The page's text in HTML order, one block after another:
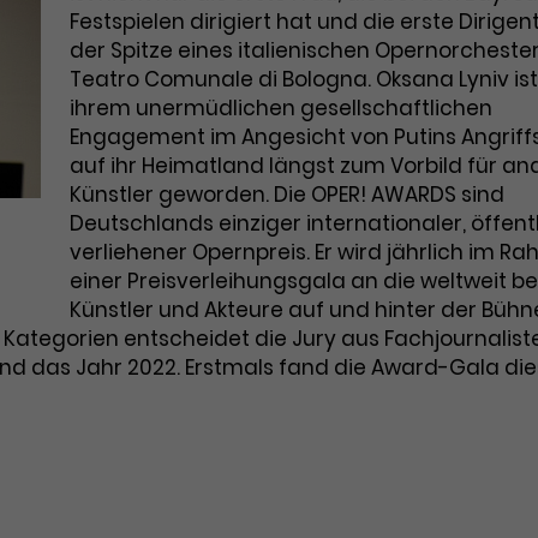
Zugang zu geschützten Bereichen
gewährt.
Name cookie_optin
Anbieter TYPO3
Laufzeit 1 Monat
Zweck
Enthält die gewählten Tracking-Optin-
Einstellungen.
Laufzeit 2 Jahre
Zweck
Dieses Cookie wird von Google Analytics
installiert. Das Cookie wird verwendet, um
Besucher*innen-, Sitzungs- und
Kampagnendaten zu berechnen und die
Nutzung der Website für den
Analysebericht der Website zu verfolgen.
Die Cookies speichern Informationen
anonym und weisen eine zufallsgenerierte
Nummer zu, um Besuche zu erkennen.
Diese Gruppe beinhaltet alle Scripte, die es uns
ermöglichen die Leistung unserer Werbekampagnen zu
analysieren und Conversions zu messen. Außerdem
helfen sie uns dabei Werbeanzeigen und Inhalte besser
auf die Interessen unserer Nutzer abzustimmen.
Name
_gcl_au
Anbieter Google Ads
Laufzeit 3 Monate
Wird von Google verwendet, um die
Effizienz von Werbeanzeigen zu messen
und Conversions zu speichern. Dieses
Cookie-Informationen
Festspielen dirigiert hat und die erste
der Spitze eines italienischen
Teatro Comunale di Bologna. Oksana Lyniv
ihrem unermüdlichen gesellschaftlichen
Engagement im Angesicht von Putins
auf ihr Heimatland längst zum Vorbild für
Künstler geworden. Die OPER! AWARDS sind
Deutschlands einziger internationaler,
verliehener Opernpreis. Er wird jährlich im
einer Preisverleihungsgala an die weltweit
Künstler und Akteure auf und hinter der
entscheidet die Jury aus
das Jahr 2022. Erstmals fand die Award-Gala